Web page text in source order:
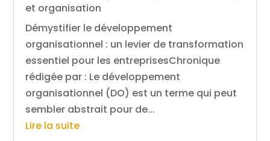
et organisation
Démystifier le développement
organisationnel : un levier de transformation
essentiel pour les entreprisesChronique
rédigée par : Le développement
organisationnel (DO) est un terme qui peut
sembler abstrait pour de...
Lire la suite